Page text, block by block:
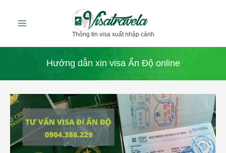
dung
Thông tin visa xuất nhập cảnh
Hướng dẫn xin visa Ấn Độ online
Hỗ
trợ
làm
visa
Ấn
Độ